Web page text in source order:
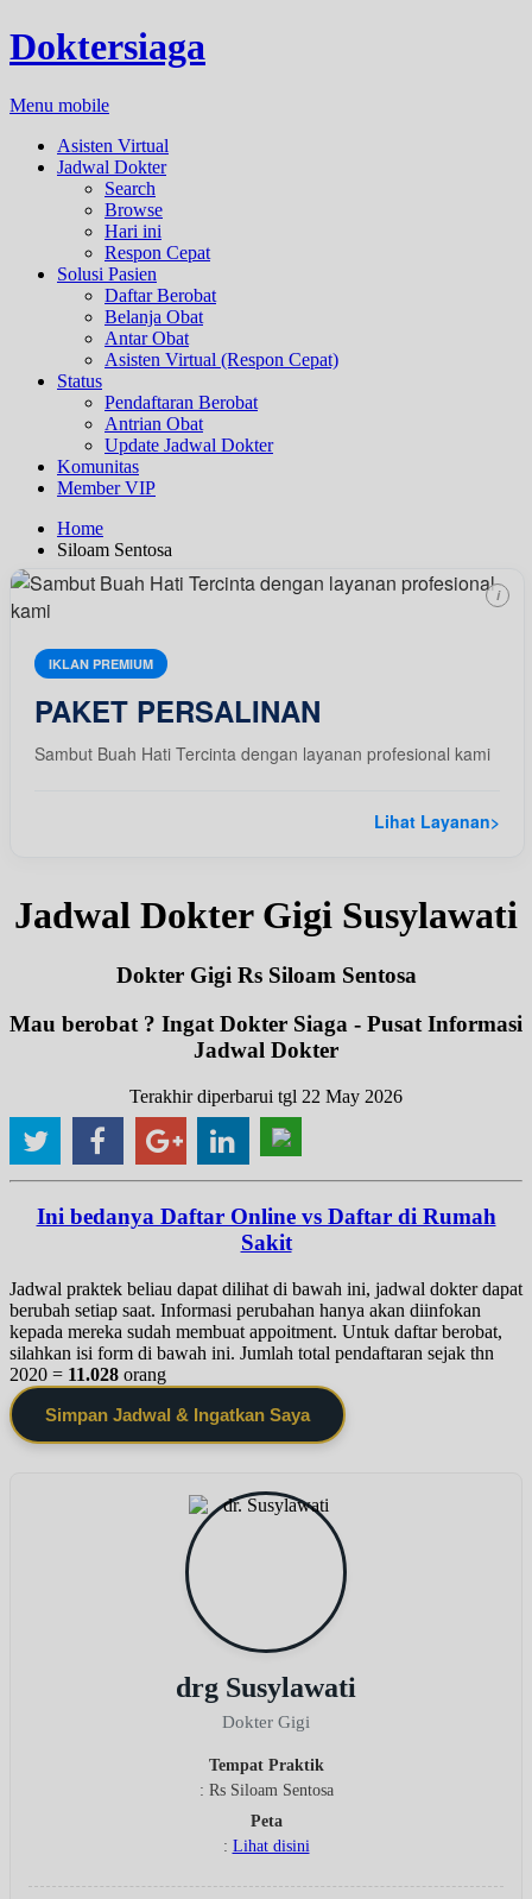
Doktersiaga
Menu mobile
Asisten Virtual
Jadwal Dokter
Search
Browse
Hari ini
Respon Cepat
Solusi Pasien
Daftar Berobat
Belanja Obat
Antar Obat
Asisten Virtual (Respon Cepat)
Status
Pendaftaran Berobat
Antrian Obat
Update Jadwal Dokter
Komunitas
Member VIP
Home
Siloam Sentosa
IKLAN PREMIUM
PAKET PERSALINAN
Sambut Buah Hati Tercinta dengan layanan profesional kami
Lihat Layanan>
i
Jadwal Dokter Gigi Susylawati
Dokter Gigi Rs Siloam Sentosa
Mau berobat ? Ingat Dokter Siaga - Pusat Informasi
Jadwal Dokter
Terakhir diperbarui tgl 22 May 2026
Ini bedanya Daftar Online vs Daftar di Rumah
Sakit
Jadwal praktek beliau dapat dilihat di bawah ini, jadwal dokter dapat
berubah setiap saat. Informasi perubahan hanya akan diinfokan
kepada mereka sudah membuat appoitment. Untuk daftar berobat,
silahkan isi form di bawah ini. Jumlah total pendaftaran sejak thn
2020 = 11.028 orang
Simpan Jadwal & Ingatkan Saya
drg Susylawati
Dokter Gigi
Tempat Praktik
: Rs Siloam Sentosa
Peta
: Lihat disini